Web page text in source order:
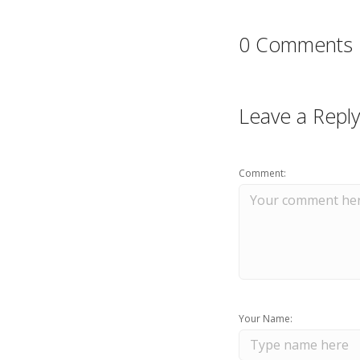
0 Comments
Leave a Reply
Comment:
Your Name: